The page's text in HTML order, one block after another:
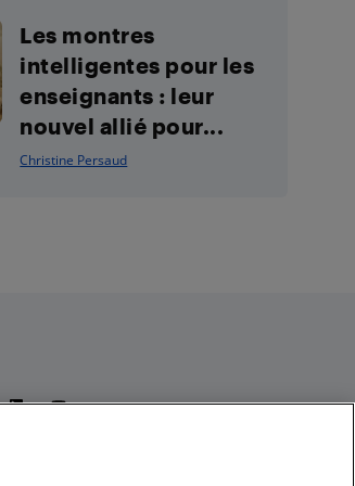
Les montres
intelligentes pour les
enseignants : leur
nouvel allié pour...
Christine Persaud